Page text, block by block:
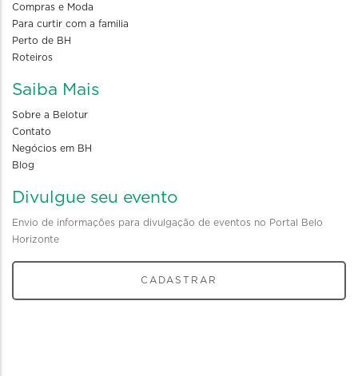
Compras e Moda
Para curtir com a familia
Perto de BH
Roteiros
Saiba Mais
Sobre a Belotur
Contato
Negócios em BH
Blog
Divulgue seu evento
Envio de informações para divulgação de eventos no Portal Belo
Horizonte
CADASTRAR